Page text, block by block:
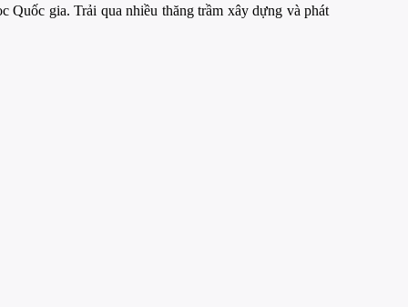
gia. Trải qua nhiều thăng trầm xây dựng và phát